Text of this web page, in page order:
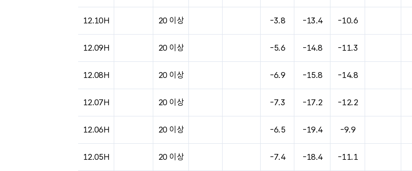
12.10H 20 이상 -3.8 -13.4 -10.6
12.09H 20 이상 -5.6 -14.8 -11.3
12.08H 20 이상 -6.9 -15.8 -14.8
12.07H 20 이상 -7.3 -17.2 -12.2
12.06H 20 이상 -6.5 -19.4 -9.9
12.05H 20 이상 -7.4 -18.4 -11.1